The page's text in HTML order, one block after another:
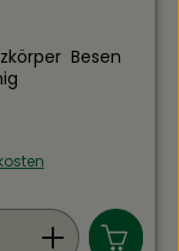
Besen
Wert